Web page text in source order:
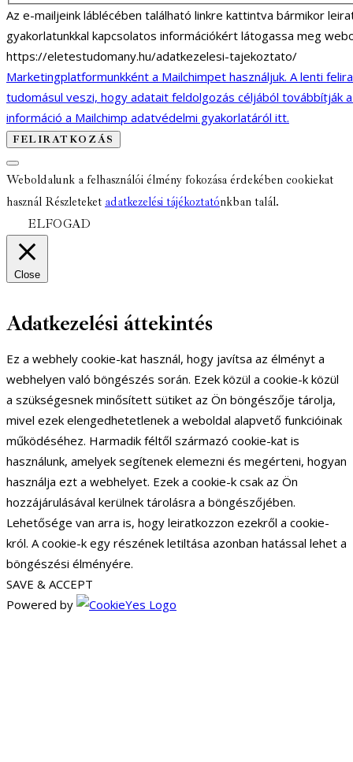
Az e-mailjeink láblécében található linkre kattintva bármikor
gyakorlatunkkal kapcsolatos információkért látogassa meg
https://eletestudomany.hu/adatkezelesi-tajekoztato/
Marketingplatformunkként a Mailchimpet használjuk. A lenti
tudomásul veszi, hogy adatait feldolgozás céljából továbbítják
információ a Mailchimp adatvédelmi gyakorlatáról itt.
Weboldalunk a felhasználói élmény fokozása érdekében cookiekat
használ Részleteket adatkezelési tájékoztatónkban talál.
ELFOGAD
Close
Adatkezelési áttekintés
Ez a webhely cookie-kat használ, hogy javítsa az élményt a
webhelyen való böngészés során. Ezek közül a cookie-k közül
a szükségesnek minősített sütiket az Ön böngészője tárolja,
mivel ezek elengedhetetlenek a weboldal alapvető funkcióinak
működéséhez. Harmadik féltől származó cookie-kat is
használunk, amelyek segítenek elemezni és megérteni, hogyan
használja ezt a webhelyet. Ezek a cookie-k csak az Ön
hozzájárulásával kerülnek tárolásra a böngészőjében.
Lehetősége van arra is, hogy leiratkozzon ezekről a cookie-
król. A cookie-k egy részének letiltása azonban hatással lehet a
böngészési élményére.
SAVE & ACCEPT
Powered by